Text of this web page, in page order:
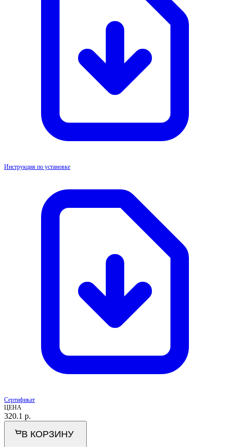
Инструкция по установке
Сертификат
ЦЕНА
320.1 р.
В КОРЗИНУ